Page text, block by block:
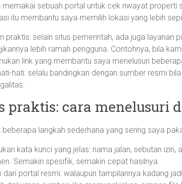
memakai sebuah portal untuk cek riwayat properti
itu membantu saya memilih lokasi yang lebih
praktis: selain situs pemerintah, ada juga layanan
lebih ramah pengguna. Contohnya, bila
link yang membantu saya menelusuri
hati: selalu bandingkan dengan sumber resmi
praktis: cara menelusuri
beberapa langkah sederhana yang sering saya
kata kunci yang jelas: nama jalan, sebutan
Semakin spesifik, semakin cepat hasilnya.
dari portal resmi: walaupun tampilannya kadang